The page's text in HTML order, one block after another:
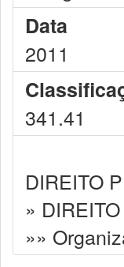
Data
2011
341.41
DIREITO
»
»»